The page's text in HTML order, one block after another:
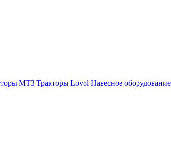
МТЗ Тракторы Lovol Навесное оборудование